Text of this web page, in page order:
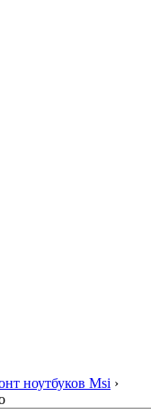
ноутбуков Msi ›